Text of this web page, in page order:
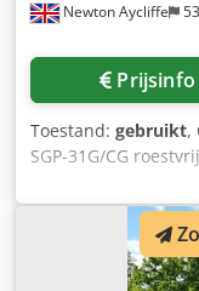
Newton Aycliffe
Prijsinfo
Toestand: gebruikt,
SGP-31G/CG
dichtheid van
van bezinksel 1.499
bedrijfsmedium
instelbaar van 0 tot
tpm. Aangedreven